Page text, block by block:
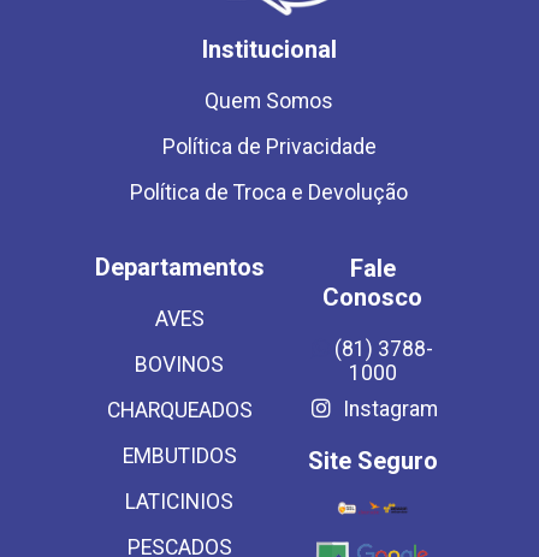
Institucional
Quem Somos
Política de Privacidade
Política de Troca e Devolução
Departamentos
AVES
BOVINOS
CHARQUEADOS
EMBUTIDOS
LATICINIOS
PESCADOS
Fale
Conosco
(81) 3788-
1000
Instagram
Site Seguro